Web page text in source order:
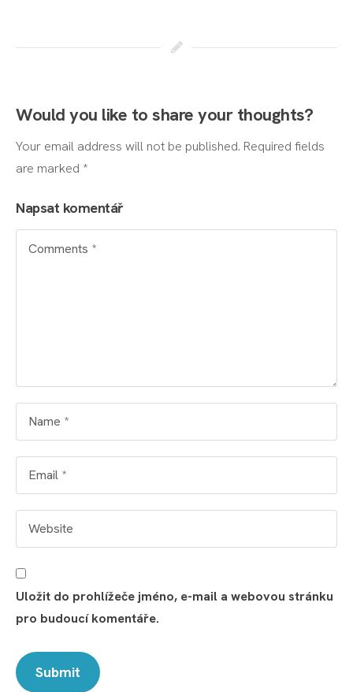
Would you like to share your thoughts?
Your email address will not be published. Required fields
are marked *
Napsat komentář
Uložit do prohlížeče jméno, e-mail a webovou stránku
pro budoucí komentáře.